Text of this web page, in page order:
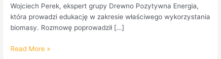
Wojciech Perek, ekspert grupy Drewno Pozytywna Energia,
która prowadzi edukację w zakresie właściwego wykorzystania
biomasy. Rozmowę poprowadził […]
Read More »